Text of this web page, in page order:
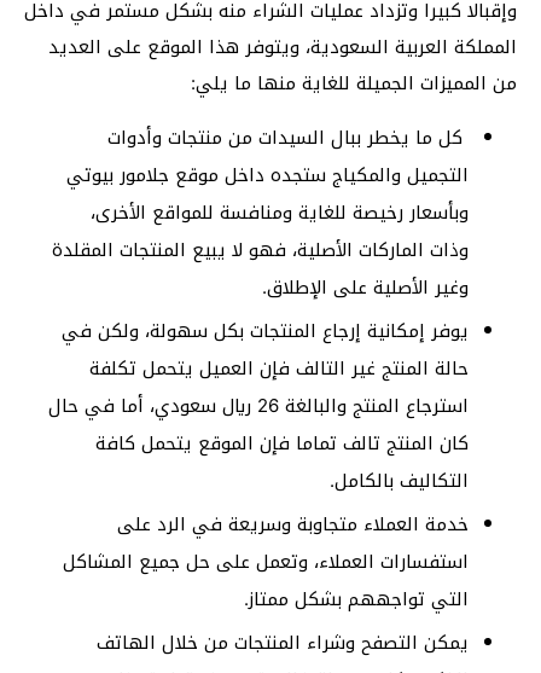
وإقبالا كبيرا وتزداد عمليات الشراء منه بشكل مستمر في داخل
المملكة العربية السعودية، ويتوفر هذا الموقع على العديد
من المميزات الجميلة للغاية منها ما يلي:
كل ما يخطر ببال السيدات من منتجات وأدوات
التجميل والمكياج ستجده داخل موقع جلامور بيوتي
وبأسعار رخيصة للغاية ومنافسة للمواقع الأخرى،
وذات الماركات الأصلية، فهو لا يبيع المنتجات المقلدة
وغير الأصلية على الإطلاق.
يوفر إمكانية إرجاع المنتجات بكل سهولة، ولكن في
حالة المنتج غير التالف فإن العميل يتحمل تكلفة
استرجاع المنتج والبالغة 26 ريال سعودي، أما في حال
كان المنتج تالف تماما فإن الموقع يتحمل كافة
التكاليف بالكامل.
خدمة العملاء متجاوبة وسريعة في الرد على
استفسارات العملاء، وتعمل على حل جميع المشاكل
التي تواجههم بشكل ممتاز.
يمكن التصفح وشراء المنتجات من خلال الهاتف